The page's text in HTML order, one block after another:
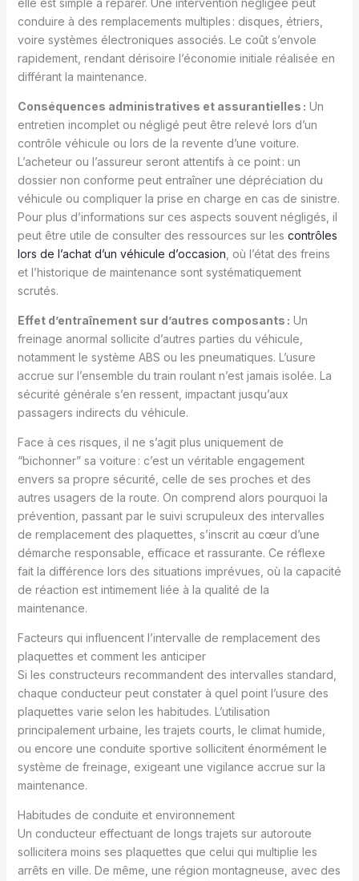
elle est simple à réparer. Une intervention négligée peut
conduire à des remplacements multiples : disques, étriers,
voire systèmes électroniques associés. Le coût s’envole
rapidement, rendant dérisoire l’économie initiale réalisée en
différant la maintenance.
Conséquences administratives et assurantielles : Un
entretien incomplet ou négligé peut être relevé lors d’un
contrôle véhicule ou lors de la revente d’une voiture.
L’acheteur ou l’assureur seront attentifs à ce point : un
dossier non conforme peut entraîner une dépréciation du
véhicule ou compliquer la prise en charge en cas de sinistre.
Pour plus d’informations sur ces aspects souvent négligés, il
peut être utile de consulter des ressources sur les contrôles
lors de l’achat d’un véhicule d’occasion , où l’état des freins
et l’historique de maintenance sont systématiquement
scrutés.
Effet d’entraînement sur d’autres composants : Un
freinage anormal sollicite d’autres parties du véhicule,
notamment le système ABS ou les pneumatiques. L’usure
accrue sur l’ensemble du train roulant n’est jamais isolée. La
sécurité générale s’en ressent, impactant jusqu’aux
passagers indirects du véhicule.
Face à ces risques, il ne s’agit plus uniquement de
“bichonner” sa voiture : c’est un véritable engagement
envers sa propre sécurité, celle de ses proches et des
autres usagers de la route. On comprend alors pourquoi la
prévention, passant par le suivi scrupuleux des intervalles
de remplacement des plaquettes, s’inscrit au cœur d’une
démarche responsable, efficace et rassurante. Ce réflexe
fait la différence lors des situations imprévues, où la capacité
de réaction est intimement liée à la qualité de la
maintenance.
Facteurs qui influencent l’intervalle de remplacement des
plaquettes et comment les anticiper
Si les constructeurs recommandent des intervalles standard,
chaque conducteur peut constater à quel point l’usure des
plaquettes varie selon les habitudes. L’utilisation
principalement urbaine, les trajets courts, le climat humide,
ou encore une conduite sportive sollicitent énormément le
système de freinage, exigeant une vigilance accrue sur la
maintenance.
Habitudes de conduite et environnement
Un conducteur effectuant de longs trajets sur autoroute
sollicitera moins ses plaquettes que celui qui multiplie les
arrêts en ville. De même, une région montagneuse, avec des